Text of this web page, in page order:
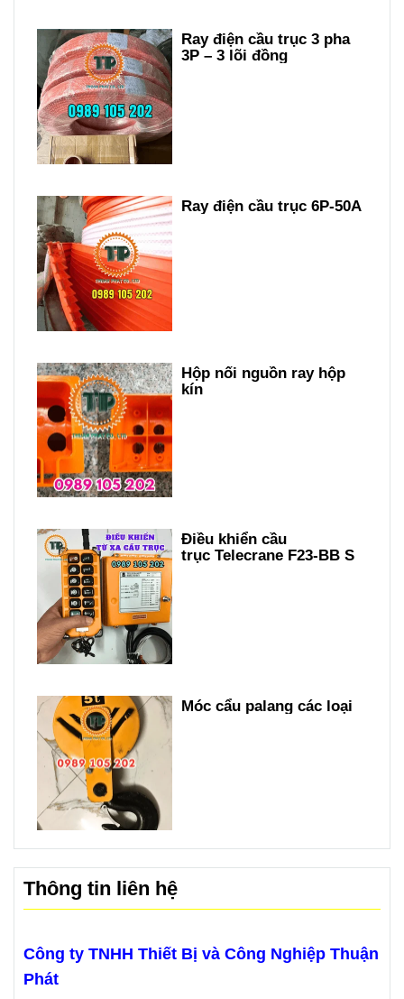
Ray điện cầu trục 3 pha
3P – 3 lõi đồng
Ray điện cầu trục 6P-50A
Hộp nối nguồn ray hộp
kín
Điều khiển cầu
trục Telecrane F23-BB S
Móc cẩu palang các loại
Thông tin liên hệ
Công ty TNHH Thiết Bị và Công Nghiệp Thuận
Phát